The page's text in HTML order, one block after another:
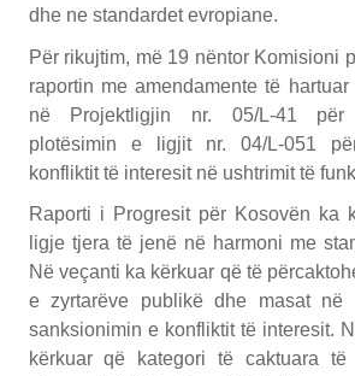
dhe ne standardet evropiane.
Për rikujtim, më 19 nëntor Komisioni
raportin me amendamente të
në Projektligjin nr. 05/L-41 për
plotësimin e ligjit nr. 04/L-051
konfliktit të interesit në ushtrimit të
Raporti i Progresit për Kosovën ka
ligje tjera të jenë në harmoni me
Në veçanti ka kërkuar që të
e zyrtarëve publikë dhe masat në
sanksionimin e konfliktit të interesit.
kërkuar që kategori të caktuara të